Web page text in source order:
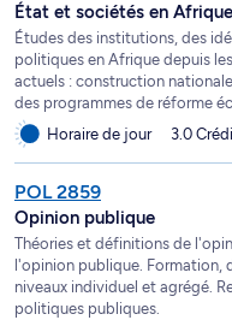
État et sociétés en Afrique
Études des institutions, des
politiques en Afrique depuis
actuels : construction
des programmes de réforme
Horaire de jour
3.0
POL 2859
Opinion publique
Théories et définitions de
l'opinion publique. Formation,
niveaux individuel et agrégé.
politiques publiques.